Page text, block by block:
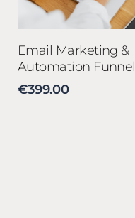
Aggiungi al carrello
Email Marketing &
Automation Funnel
€399.00